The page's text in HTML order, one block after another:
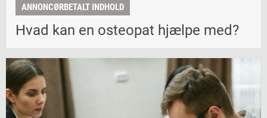
ANNONCØRBETALT INDHOLD
Hvad kan en osteopat hjælpe med?